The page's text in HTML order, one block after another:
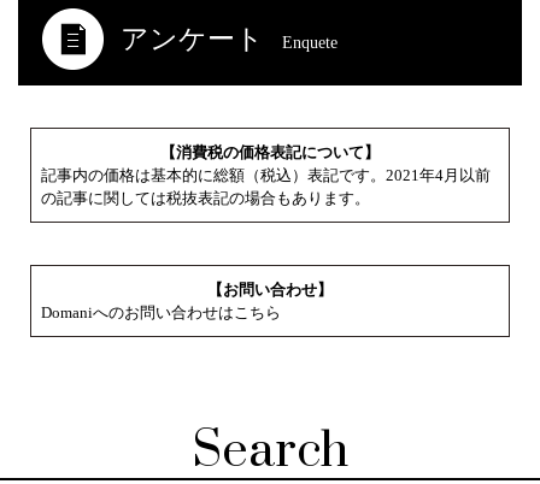
アンケート Enquete
【消費税の価格表記について】
記事内の価格は基本的に総額（税込）表記です。2021年4月以前
の記事に関しては税抜表記の場合もあります。
【お問い合わせ】
Domaniへのお問い合わせはこちら
Search